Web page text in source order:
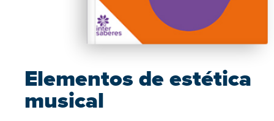
Elementos de estética
musical